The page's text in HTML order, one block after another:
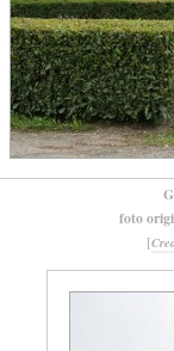
foto
[